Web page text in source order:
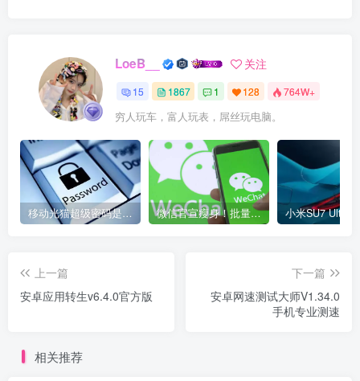
LoeB__ 关注
15 1867 1 128 764W+
穷人玩车，富人玩表，屌丝玩电脑。
移动光猫超级密码是多少？移动光猫超级管理员后台账号与密码 微信官宣瘦身！批量清理原图新功能来了 安卓、iOS均可使用
上一篇
安卓应用转生v6.4.0官方版
下一篇
安卓网速测试大师V1.34.0
手机专业测速
相关推荐